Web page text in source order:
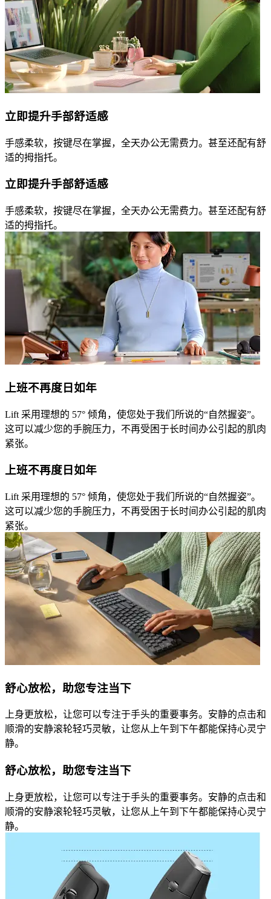
立即提升手部舒适感
手感柔软，按键尽在掌握，全天办公无需费力。甚至还配有舒
适的拇指托。
立即提升手部舒适感
手感柔软，按键尽在掌握，全天办公无需费力。甚至还配有舒
适的拇指托。
上班不再度日如年
Lift 采用理想的 57° 倾角，使您处于我们所说的“自然握姿”。
这可以减少您的手腕压力，不再受困于长时间办公引起的肌肉
紧张。
上班不再度日如年
Lift 采用理想的 57° 倾角，使您处于我们所说的“自然握姿”。
这可以减少您的手腕压力，不再受困于长时间办公引起的肌肉
紧张。
舒心放松，助您专注当下
上身更放松，让您可以专注于手头的重要事务。安静的点击和
顺滑的安静滚轮轻巧灵敏，让您从上午到下午都能保持心灵宁
静。
舒心放松，助您专注当下
上身更放松，让您可以专注于手头的重要事务。安静的点击和
顺滑的安静滚轮轻巧灵敏，让您从上午到下午都能保持心灵宁
静。